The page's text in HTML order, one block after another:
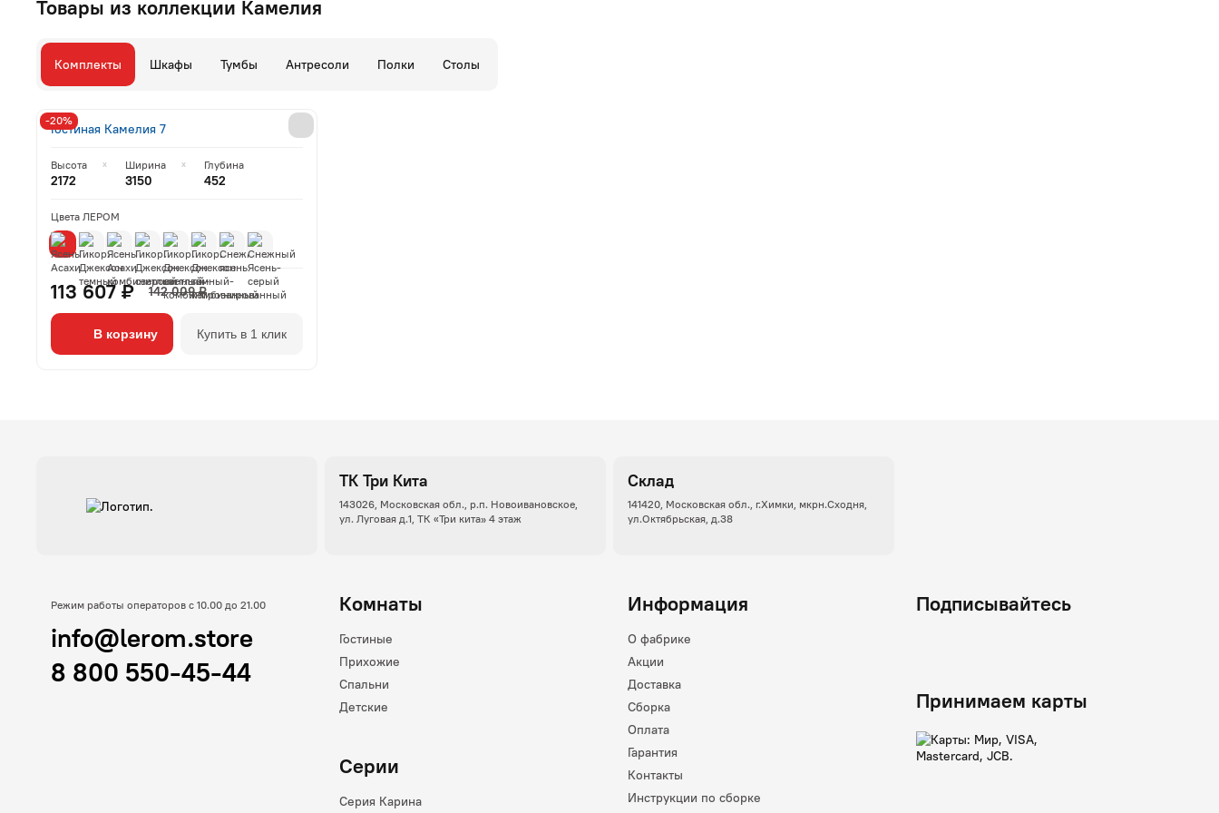
Товары из коллекции Камелия
Комплекты Шкафы Тумбы Антресоли Полки Столы
Гостиная Камелия 7
Высота
2172
Ширина
3150
Глубина
452
Цвета ЛЕРОМ
113 607 ₽ 142 009 ₽
В корзину Купить в 1 клик
-20%
ТК Три Кита
143026, Московская обл., р.п. Новоивановское,
ул. Луговая д.1, ТК «Три кита» 4 этаж
Склад
141420, Московская обл., г.Химки, мкрн.Сходня,
ул.Октябрьская, д.38
Режим работы операторов с 10.00 до 21.00
info@lerom.store
8 800 550-45-44
Комнаты
Гостиные
Прихожие
Спальни
Детские
Серии
Серия Карина
Информация
О фабрике
Акции
Доставка
Сборка
Оплата
Гарантия
Контакты
Инструкции по сборке
Подписывайтесь
Принимаем карты